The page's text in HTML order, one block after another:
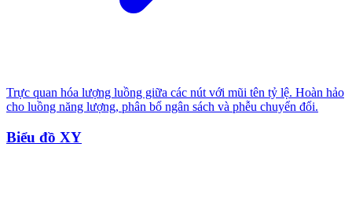
Trực quan hóa lượng luồng giữa các nút với mũi tên tỷ lệ. Hoàn hảo
cho luồng năng lượng, phân bổ ngân sách và phễu chuyển đổi.
Biểu đồ XY